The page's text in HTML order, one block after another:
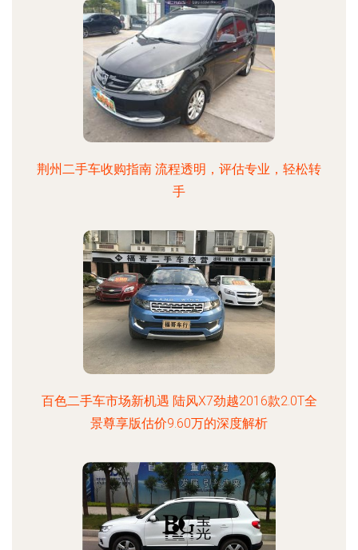
荆州二手车收购指南 流程透明，评估专业，轻松转
手
百色二手车市场新机遇 陆风X7劲越2016款2.0T全
景尊享版估价9.60万的深度解析